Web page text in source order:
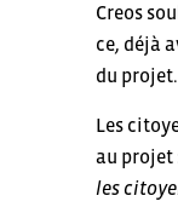
Creos
ce, déjà
du projet.
Les
au projet
les